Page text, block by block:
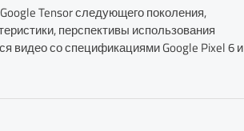
Tensor следующего поколения,
перспективы использования
видео со спецификациями Google Pixel 6 и